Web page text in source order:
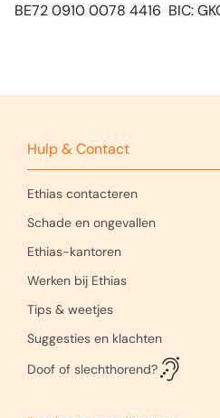
BE72 0910 0078 4416 BIC:
Hulp & Contact
Ethias contacteren
Schade en ongevallen
Ethias-kantoren
Werken bij Ethias
Tips & weetjes
Suggesties en klachten
Doof of slechthorend?